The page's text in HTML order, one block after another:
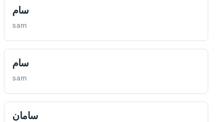
سام
sam
سام
sam
سامان